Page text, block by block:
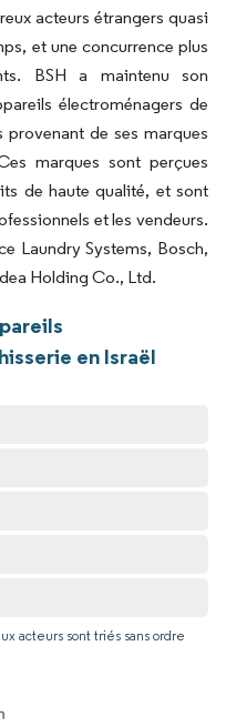
acteurs étrangers quasi
et une concurrence plus
BSH a maintenu son
électroménagers de
de ses marques
marques sont perçues
de haute qualité, et sont
et les vendeurs.
Laundry Systems, Bosch,
Holding Co., Ltd.
en Israël
acteurs sont triés sans ordre